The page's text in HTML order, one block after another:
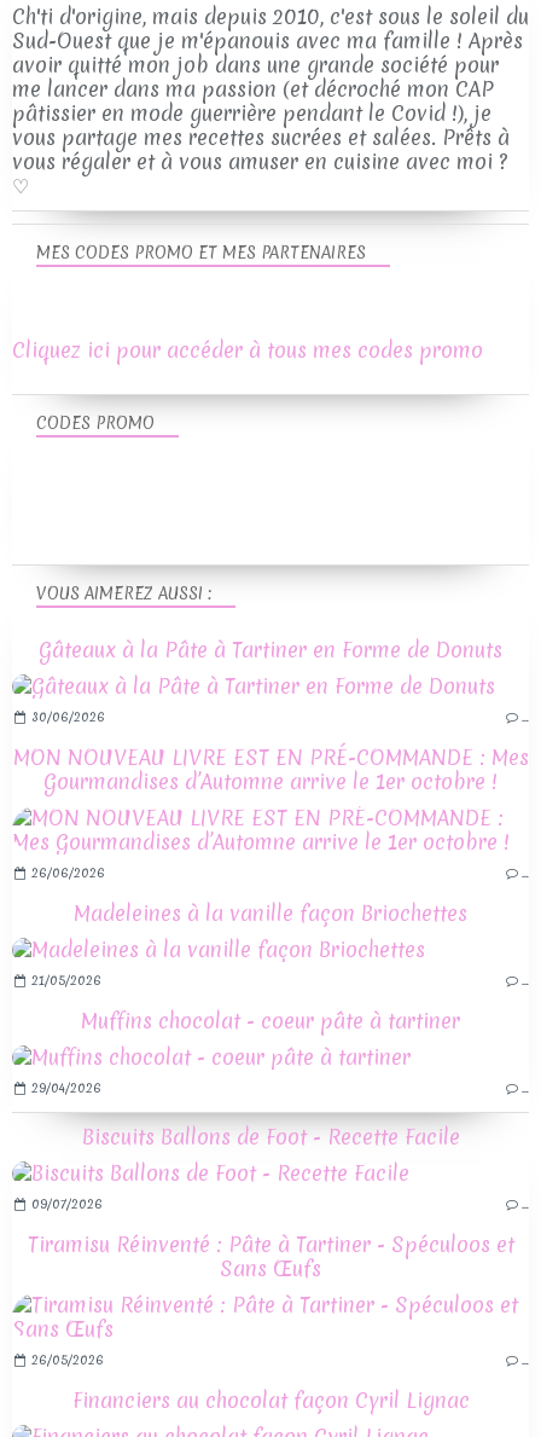
Ch'ti d'origine, mais depuis 2010, c'est sous le soleil du
Sud-Ouest que je m'épanouis avec ma famille ! Après
avoir quitté mon job dans une grande société pour
me lancer dans ma passion (et décroché mon CAP
pâtissier en mode guerrière pendant le Covid !), je
vous partage mes recettes sucrées et salées. Prêts à
vous régaler et à vous amuser en cuisine avec moi ?
♡
VOUS AIMEREZ AUSSI :
Gâteaux à la Pâte à Tartiner en Forme de Donuts
30/06/2026
MON NOUVEAU LIVRE EST EN PRÉ-COMMANDE : Mes
Gourmandises d’Automne arrive le 1er octobre !
26/06/2026
Madeleines à la vanille façon Briochettes
21/05/2026
Muffins chocolat - coeur pâte à tartiner
29/04/2026
Biscuits Ballons de Foot - Recette Facile
09/07/2026
Tiramisu Réinventé : Pâte à Tartiner - Spéculoos et
Sans Œufs
26/05/2026
Financiers au chocolat façon Cyril Lignac
CODES PROMO
MES CODES PROMO ET MES PARTENAIRES
Cliquez ici pour accéder à tous mes codes promo